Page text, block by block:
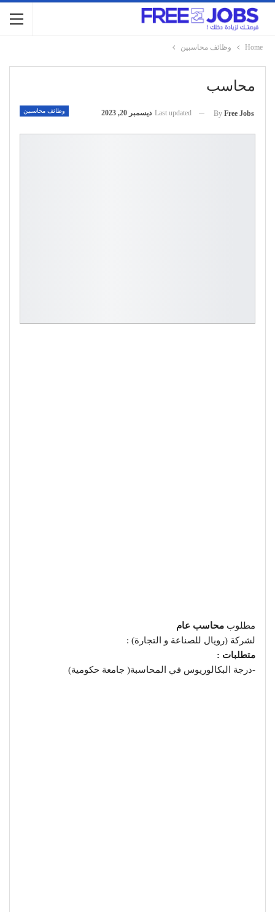
Home وظائف محاسبين
محاسب
وظائف محاسبين By Free Jobs
Last updated ديسمبر 20, 2023
مطلوب محاسب عام
لشركة (رويال للصناعة و التجارة) :
متطلبات :
-درجة البكالوريوس في المحاسبة( جامعة حكومية)